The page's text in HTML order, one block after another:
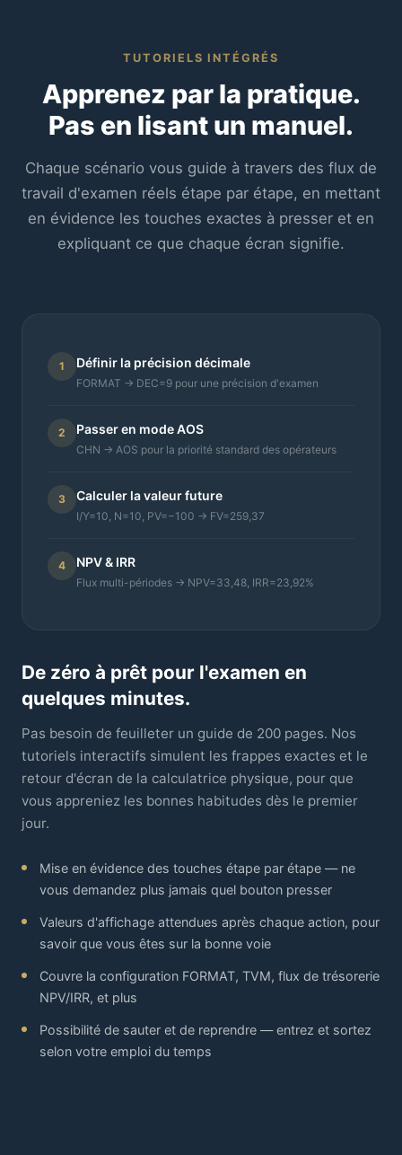
TUTORIELS INTÉGRÉS
Apprenez par la pratique.
Pas en lisant un manuel.
Chaque scénario vous guide à travers des flux de
travail d'examen réels étape par étape, en mettant
en évidence les touches exactes à presser et en
expliquant ce que chaque écran signifie.
1 Définir la précision décimale
FORMAT → DEC=9 pour une précision d'examen
2 Passer en mode AOS
CHN → AOS pour la priorité standard des opérateurs
3 Calculer la valeur future
I/Y=10, N=10, PV=−100 → FV=259,37
4 NPV & IRR
Flux multi-périodes → NPV=33,48, IRR=23,92%
De zéro à prêt pour l'examen en
quelques minutes.
Pas besoin de feuilleter un guide de 200 pages. Nos
tutoriels interactifs simulent les frappes exactes et le
retour d'écran de la calculatrice physique, pour que
vous appreniez les bonnes habitudes dès le premier
jour.
Mise en évidence des touches étape par étape — ne
vous demandez plus jamais quel bouton presser
Valeurs d'affichage attendues après chaque action, pour
savoir que vous êtes sur la bonne voie
Couvre la configuration FORMAT, TVM, flux de trésorerie
NPV/IRR, et plus
Possibilité de sauter et de reprendre — entrez et sortez
selon votre emploi du temps